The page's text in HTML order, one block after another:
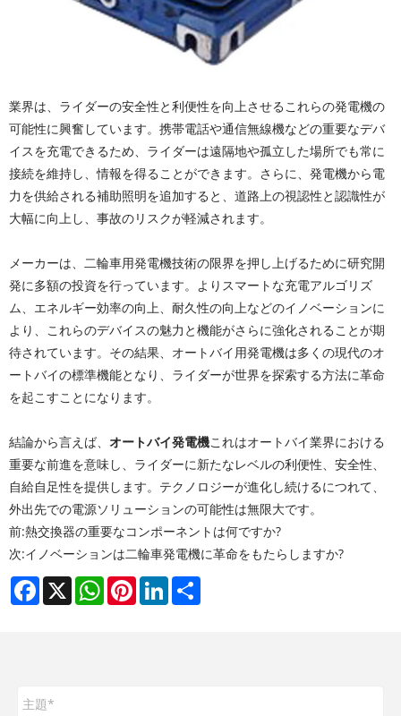
業界は、ライダーの安全性と利便性を向上させるこれらの発電機の
可能性に興奮しています。携帯電話や通信無線機などの重要なデバ
イスを充電できるため、ライダーは遠隔地や孤立した場所でも常に
接続を維持し、情報を得ることができます。さらに、発電機から電
力を供給される補助照明を追加すると、道路上の視認性と認識性が
大幅に向上し、事故のリスクが軽減されます。
メーカーは、二輪車用発電機技術の限界を押し上げるために研究開
発に多額の投資を行っています。よりスマートな充電アルゴリズ
ム、エネルギー効率の向上、耐久性の向上などのイノベーションに
より、これらのデバイスの魅力と機能がさらに強化されることが期
待されています。その結果、オートバイ用発電機は多くの現代のオ
ートバイの標準機能となり、ライダーが世界を探索する方法に革命
を起こすことになります。
結論から言えば、 オートバイ発電機これはオートバイ業界における
重要な前進を意味し、ライダーに新たなレベルの利便性、安全性、
自給自足性を提供します。テクノロジーが進化し続けるにつれて、
外出先での電源ソリューションの可能性は無限大です。
前:熱交換器の重要なコンポーネントは何ですか?
次:イノベーションは二輪車発電機に革命をもたらしますか?
Facebook
X WhatsAppPinterestLinkedIn